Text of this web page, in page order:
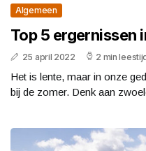
Algemeen
Top 5 ergernissen
25 april 2022 2 min
Het is lente, maar in onze
bij de zomer. Denk aan